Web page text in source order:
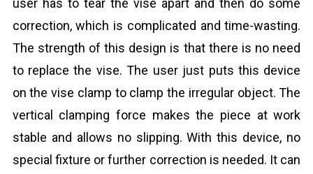
user has to tear the vise apart and then do some
correction, which is complicated and time-wasting.
The strength of this design is that there is no need
to replace the vise. The user just puts this device
on the vise clamp to clamp the irregular object. The
vertical clamping force makes the piece at work
stable and allows no slipping. With this device, no
special fixture or further correction is needed. It can